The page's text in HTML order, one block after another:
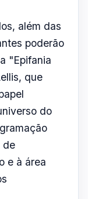
além das
poderão
"Epifania
que
do
de
e à área